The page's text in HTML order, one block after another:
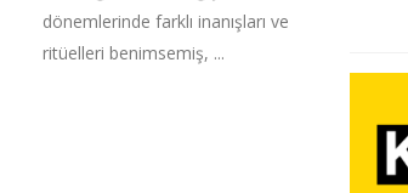
dönemlerinde farklı inanışları ve
ritüelleri benimsemiş, ...